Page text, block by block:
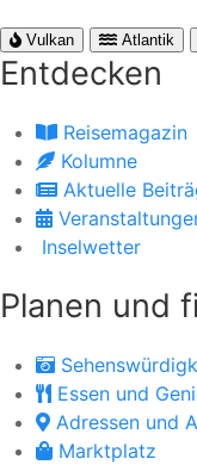
Vulkan Atlantik
Entdecken
Reisemagazin
Kolumne
Aktuelle
Inselwetter
Planen und
Essen und
Adressen und
Marktplatz